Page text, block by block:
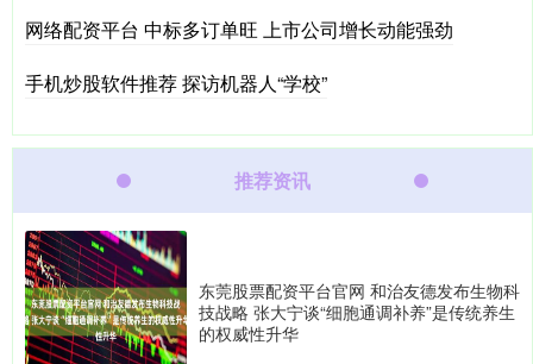
网络配资平台 中标多订单旺 上市公司增长动能强劲
手机炒股软件推荐 探访机器人“学校”
推荐资讯
东莞股票配资平台官网 和治友德发布生物科
技战略 张大宁谈“细胞通调补养”是传统养生
的权威性升华